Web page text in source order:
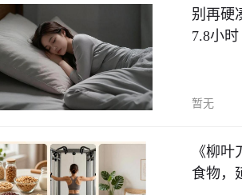
别再硬
7.8小时
暂无
《柳
食物，